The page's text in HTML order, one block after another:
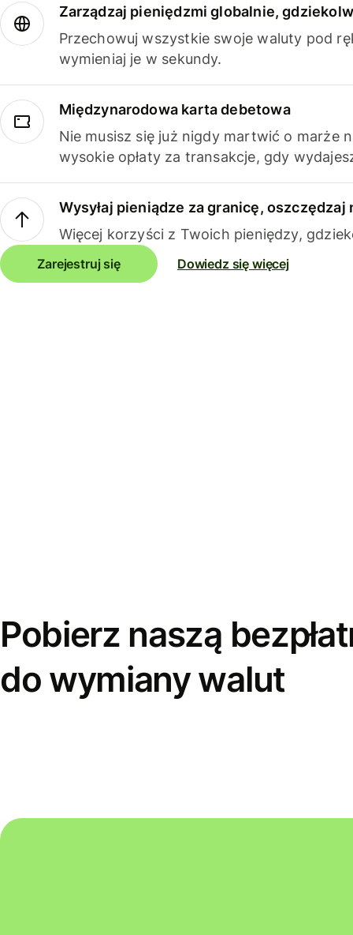
Zarządzaj pieniędzmi globalnie,
Przechowuj wszystkie swoje waluty pod
wymieniaj je w sekundy.
Międzynarodowa karta debetowa
Nie musisz się już nigdy martwić o marże
wysokie opłaty za transakcje, gdy
Wysyłaj pieniądze za granicę, oszczędzaj
Więcej korzyści z Twoich pieniędzy,
Zarejestruj się Dowiedz się więcej
Pobierz naszą
do wymiany walut